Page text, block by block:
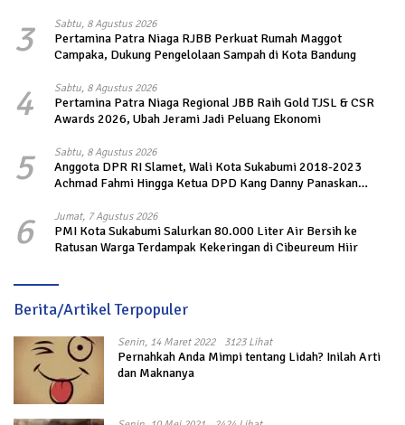
3 Sabtu, 8 Agustus 2026
Pertamina Patra Niaga RJBB Perkuat Rumah Maggot
Campaka, Dukung Pengelolaan Sampah di Kota Bandung
4 Sabtu, 8 Agustus 2026
Pertamina Patra Niaga Regional JBB Raih Gold TJSL & CSR
Awards 2026, Ubah Jerami Jadi Peluang Ekonomi
5 Sabtu, 8 Agustus 2026
Anggota DPR RI Slamet, Wali Kota Sukabumi 2018-2023
Achmad Fahmi Hingga Ketua DPD Kang Danny Panaskan
6 Jumat, 7 Agustus 2026
PMI Kota Sukabumi Salurkan 80.000 Liter Air Bersih ke
Ratusan Warga Terdampak Kekeringan di Cibeureum Hiir
Berita/Artikel Terpopuler
Senin, 14 Maret 2022 3123 Lihat
Pernahkah Anda Mimpi tentang Lidah? Inilah Arti
dan Maknanya